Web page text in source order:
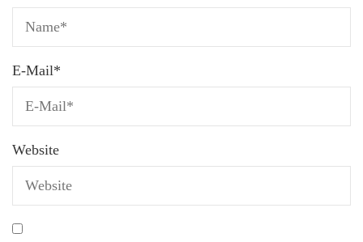
E-Mail*
Website